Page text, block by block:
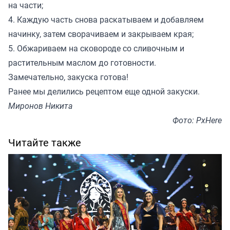
на части;
4. Каждую часть снова раскатываем и добавляем
начинку, затем сворачиваем и закрываем края;
5. Обжариваем на сковороде со сливочным и
растительным маслом до готовности.
Замечательно, закуска готова!
Ранее мы делились рецептом еще одной закуски.
Миронов Никита
Фото: PxHere
Читайте также